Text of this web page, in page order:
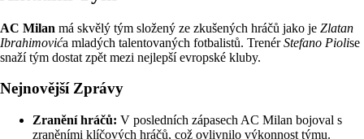
AC Milan má skvělý tým složený ze zkušených hráčů jako je Zlatan
Ibrahimovića mladých talentovaných fotbalistů. TrenérStefano Piolise
snaží tým dostat zpět mezi nejlepší evropské kluby.
Nejnovější Zprávy
Zranění hráčů: V posledních zápasech AC Milan bojoval s
zraněními klíčových hráčů, což ovlivnilo výkonnost týmu.